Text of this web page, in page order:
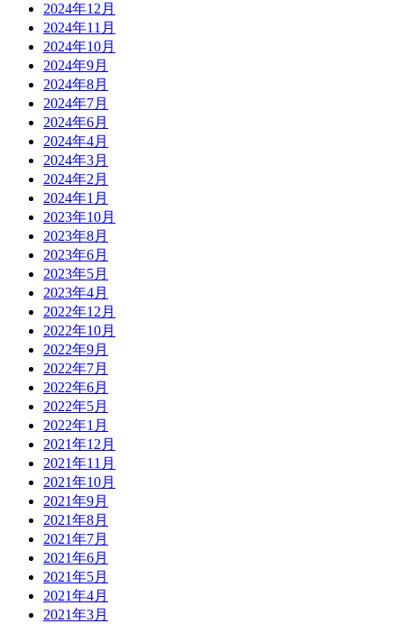
2024年12月
2024年11月
2024年10月
2024年9月
2024年8月
2024年7月
2024年6月
2024年4月
2024年3月
2024年2月
2024年1月
2023年10月
2023年8月
2023年6月
2023年5月
2023年4月
2022年12月
2022年10月
2022年9月
2022年7月
2022年6月
2022年5月
2022年1月
2021年12月
2021年11月
2021年10月
2021年9月
2021年8月
2021年7月
2021年6月
2021年5月
2021年4月
2021年3月